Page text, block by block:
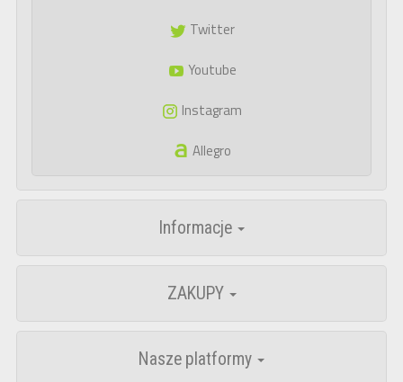
Twitter
Youtube
Instagram
Allegro
Informacje
ZAKUPY
Nasze platformy